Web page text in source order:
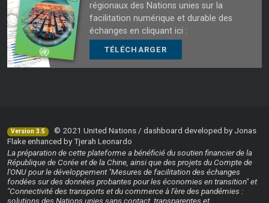
régionaux des Nations unies sur la
facilitation numérique et durable des
échanges en cliquant ici :
TÉLÉCHARGER
Version 3.5
© 2021 United Nations / dashboard developed by Jonas
Flake enhanced by Tjerah Leonardo
La préparation de cette plateforme a bénéficié du soutien financier de la
République de Corée et de la Chine, ainsi que des projets du Compte de
l'ONU pour le développement "Mesures de facilitation des échanges
fondées sur des données probantes pour les économies en transition" et
"Connectivité des transports et du commerce à l'ère des pandémies :
solutions des Nations unies sans contact, transparentes et